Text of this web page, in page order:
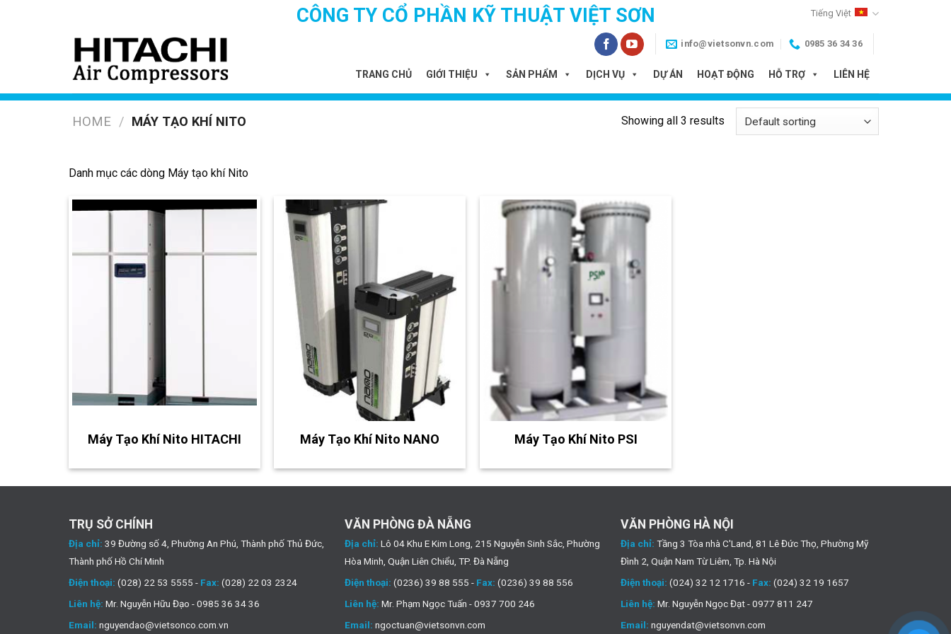
CÔNG TY CỔ PHẦN KỸ THUẬT VIỆT SƠN Tiếng Việt
info@vietsonvn.com 0985 36 34 36
TRANG CHỦ GIỚI THIỆU SẢN PHẨM DỊCH VỤ DỰ ÁN HOẠT ĐỘNG HỖ TRỢ LIÊN HỆ
HOME / MÁY TẠO KHÍ NITO Showing all 3 results
Danh mục các dòng Máy tạo khí Nito
Máy Tạo Khí Nito HITACHI Máy Tạo Khí Nito NANO Máy Tạo Khí Nito PSI
TRỤ SỞ CHÍNH
Địa chỉ: 39 Đường số 4, Phường An Phú, Thành phố Thủ Đức,
Thành phố Hồ Chí Minh
Điện thoại: (028) 22 53 5555 - Fax: (028) 22 03 2324
Liên hệ: Mr. Nguyễn Hữu Đạo - 0985 36 34 36
Email: nguyendao@vietsonco.com.vn
VĂN PHÒNG ĐÀ NẴNG
Địa chỉ: Lô 04 Khu E Kim Long, 215 Nguyễn Sinh Sắc, Phường
Hòa Minh, Quận Liên Chiểu, TP. Đà Nẵng
Điện thoại: (0236) 39 88 555 - Fax: (0236) 39 88 556
Liên hệ: Mr. Phạm Ngọc Tuấn - 0937 700 246
Email: ngoctuan@vietsonvn.com
VĂN PHÒNG HÀ NỘI
Địa chỉ: Tầng 3 Tòa nhà C'Land, 81 Lê Đức Thọ, Phường Mỹ
Đình 2, Quận Nam Từ Liêm, Tp. Hà Nội
Điện thoại: (024) 32 12 1716 - Fax: (024) 32 19 1657
Liên hệ: Mr. Nguyễn Ngọc Đạt - 0977 811 247
Email: nguyendat@vietsonvn.com